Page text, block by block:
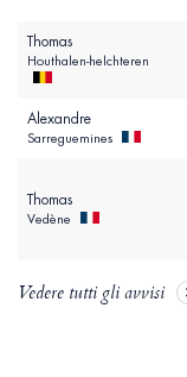
Thomas
Houthalen-helchteren
Alexandre
Sarreguemines
Thomas
Vedène
Vedere tutti gli avvisi